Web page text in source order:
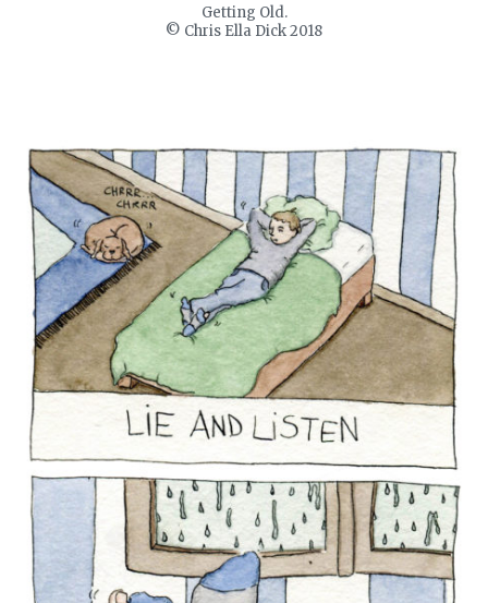
Getting Old.
© Chris Ella Dick 2018